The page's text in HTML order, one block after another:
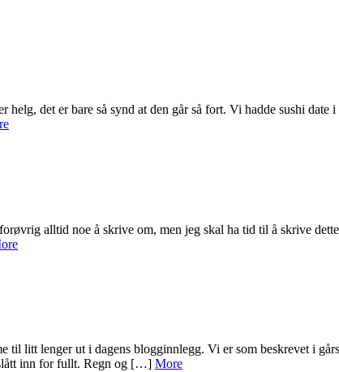
det er bare så synd at den går så fort. Vi hadde sushi
alltid noe å skrive om, men jeg skal ha tid til å skrive
litt lenger ut i dagens blogginnlegg. Vi er som beskrevet i
inn for fullt. Regn og […] More